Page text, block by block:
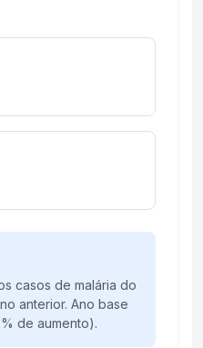
casos de malária do
anterior. Ano base
de aumento).